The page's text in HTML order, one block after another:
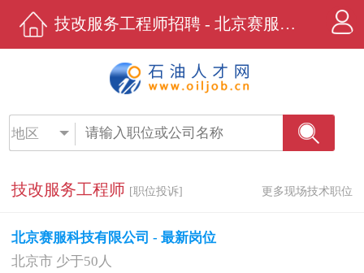
技改服务工程师招聘 - 北京赛服科技有限公司 - 石油人才网
地区
技改服务工程师 [职位投诉] 更多现场技术职位
北京赛服科技有限公司 - 最新岗位
北京市 少于50人